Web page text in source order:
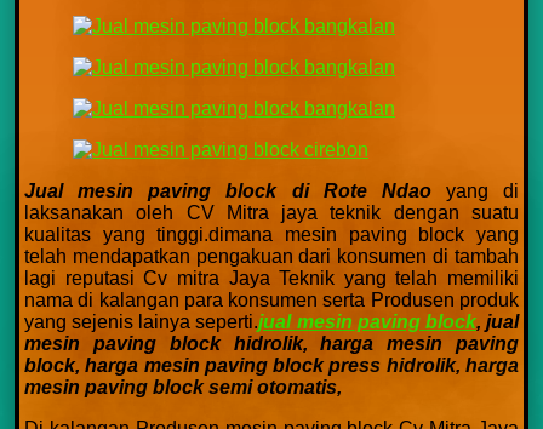
Jual mesin paving block di Rote Ndaoyang di
laksanakan oleh CV Mitra jaya teknik dengan suatu
kualitas yang tinggi.dimana mesin paving block yang
telah mendapatkan pengakuan dari konsumen di tambah
lagi reputasi Cv mitra Jaya Teknik yang telah memiliki
nama di kalangan para konsumen serta Produsen produk
yang sejenis lainya seperti.jual mesin paving block,jual
mesin paving block hidrolik,harga mesin paving
block,harga mesin paving block press hidrolik,harga
mesin paving block semi otomatis,